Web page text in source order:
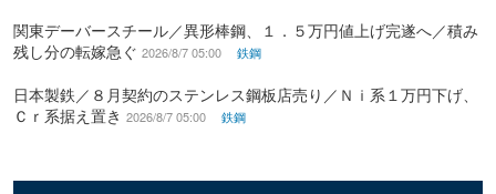
関東デーバースチール／異形棒鋼、１．５万円値上げ完遂へ／積み
残し分の転嫁急ぐ 2026/8/7 05:00 鉄鋼
日本製鉄／８月契約のステンレス鋼板店売り／Ｎｉ系１万円下げ、
Ｃｒ系据え置き 2026/8/7 05:00 鉄鋼